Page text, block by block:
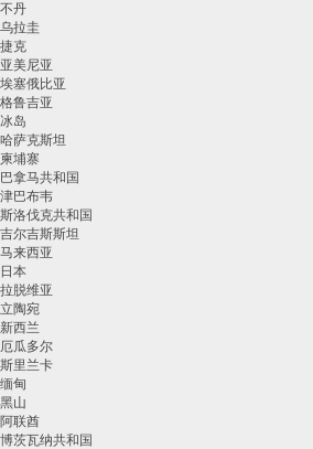
不丹
乌拉圭
捷克
亚美尼亚
埃塞俄比亚
格鲁吉亚
冰岛
哈萨克斯坦
柬埔寨
巴拿马共和国
津巴布韦
斯洛伐克共和国
吉尔吉斯斯坦
马来西亚
日本
拉脱维亚
立陶宛
新西兰
厄瓜多尔
斯里兰卡
缅甸
黑山
阿联酋
博茨瓦纳共和国